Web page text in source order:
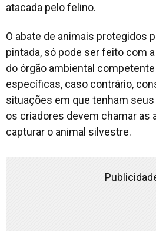
atacada pelo felino.
O abate de animais protegidos
pintada, só pode ser feito com
do órgão ambiental
específicas, caso contrário,
situações em que tenham
os criadores devem chamar as
capturar o animal silvestre.